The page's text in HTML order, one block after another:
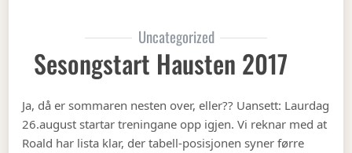
Uncategorized
Sesongstart Hausten 2017
Ja, då er sommaren nesten over, eller?? Uansett: Laurdag
26.august startar treningane opp igjen. Vi reknar med at
Roald har lista klar, der tabell-posisjonen syner førre